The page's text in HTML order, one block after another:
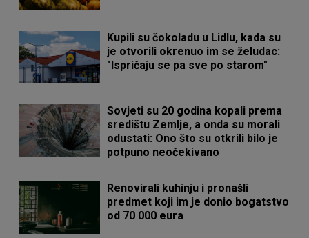
Kupili su čokoladu u Lidlu, kada su
je otvorili okrenuo im se želudac:
"Ispričaju se pa sve po starom"
Sovjeti su 20 godina kopali prema
središtu Zemlje, a onda su morali
odustati: Ono što su otkrili bilo je
potpuno neočekivano
Renovirali kuhinju i pronašli
predmet koji im je donio bogatstvo
od 70 000 eura